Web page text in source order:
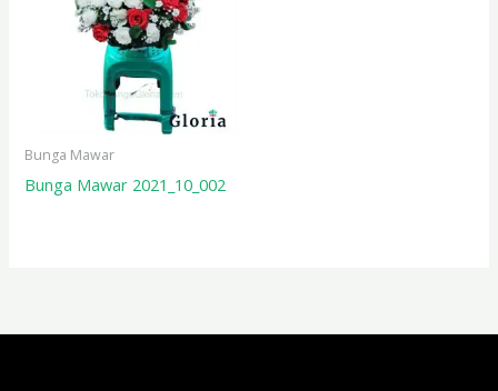
Bunga Mawar
Bunga Mawar 2021_10_002